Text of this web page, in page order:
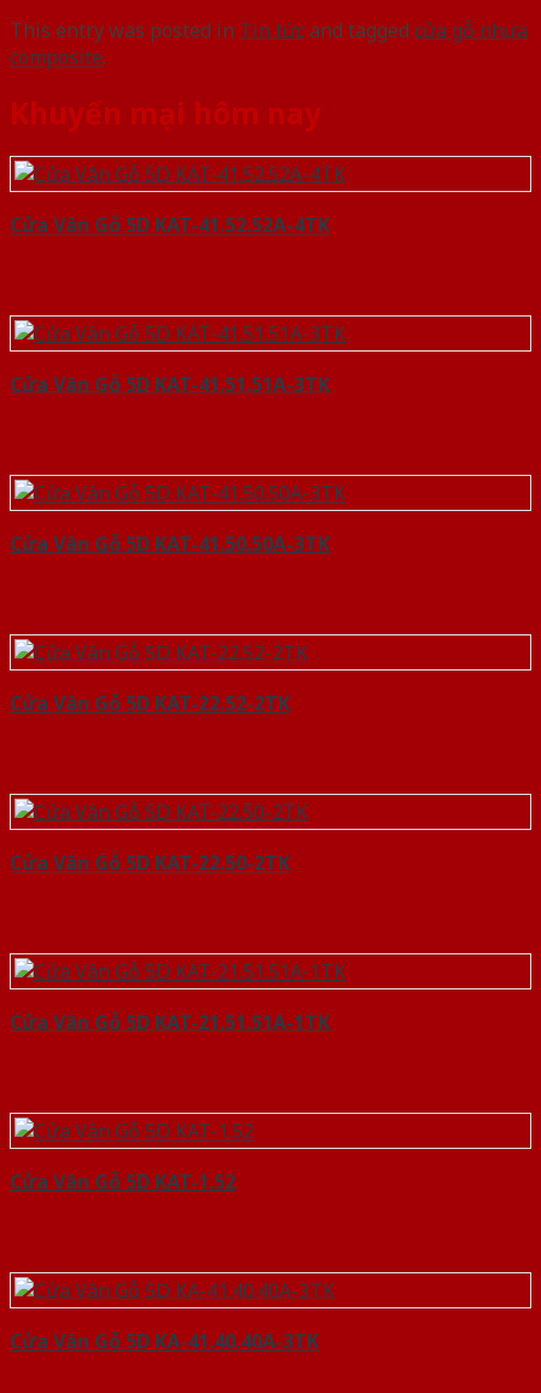
This entry was posted in Tin tứcand tagged cửa gỗ nhựa
composite.
Khuyến mại hôm nay
Cửa Vân Gỗ 5D KAT-41.52.52A-4TK
Cửa Vân Gỗ 5D KAT-41.51.51A-3TK
Cửa Vân Gỗ 5D KAT-41.50.50A-3TK
Cửa Vân Gỗ 5D KAT-22.52-2TK
Cửa Vân Gỗ 5D KAT-22.50-2TK
Cửa Vân Gỗ 5D KAT-21.51.51A-1TK
Cửa Vân Gỗ 5D KAT-1.52
Cửa Vân Gỗ 5D KA-41.40.40A-3TK